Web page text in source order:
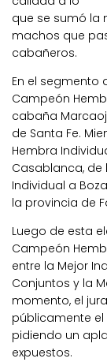
que se sumó la
machos que
cabañeros.
En el segmento
Campeón
cabaña
de Santa Fe.
Hembra
Casablanca, de
Individual a
la provincia de
Luego de esta
Campeón
entre la Mejor
Conjuntos y la
momento, el
públicamente el
pidiendo un
expuestos.